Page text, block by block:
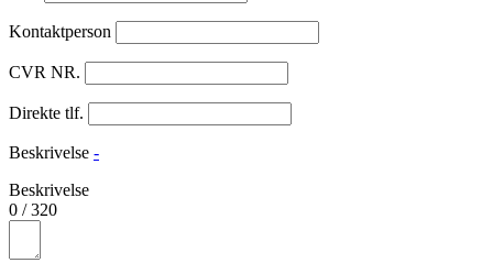
Kontaktperson
CVR NR.
Direkte tlf.
Beskrivelse -
Beskrivelse
0 /320